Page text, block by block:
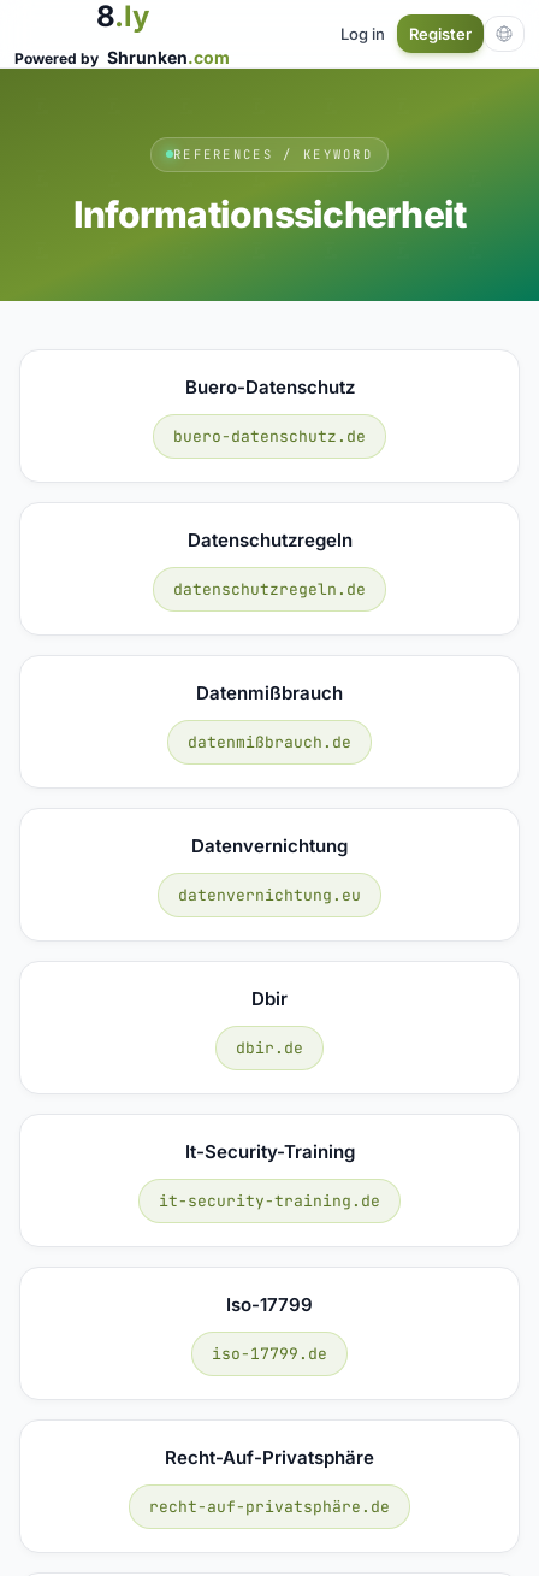
8.ly
Powered by Shrunken.com
Log in Register
REFERENCES / KEYWORD
Informationssicherheit
Buero-Datenschutz
buero-datenschutz.de
Datenschutzregeln
datenschutzregeln.de
Datenmißbrauch
datenmißbrauch.de
Datenvernichtung
datenvernichtung.eu
Dbir
dbir.de
It-Security-Training
it-security-training.de
Iso-17799
iso-17799.de
Recht-Auf-Privatsphäre
recht-auf-privatsphäre.de